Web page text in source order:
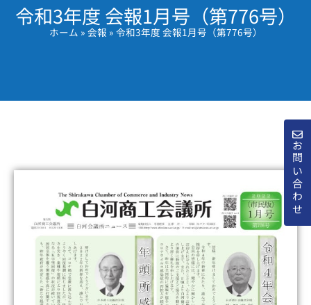
お問い合わせ
令和3年度 会報1月号（第776号）
ホーム » 会報 » 令和3年度 会報1月号（第776号）